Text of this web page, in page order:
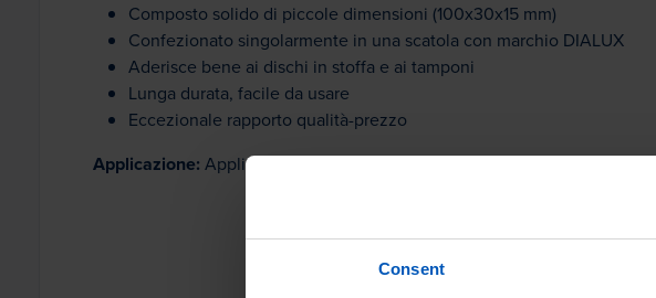
Consent
Composto solido di piccole dimensioni (100x30x15 mm)
Confezionato singolarmente in una scatola con marchio DIALUX
Aderisce bene ai dischi in stoffa e ai tamponi
Lunga durata, facile da usare
Eccezionale rapporto qualità-prezzo
Applicazione: Applicare con tamponi, spazzole o feltri più duri